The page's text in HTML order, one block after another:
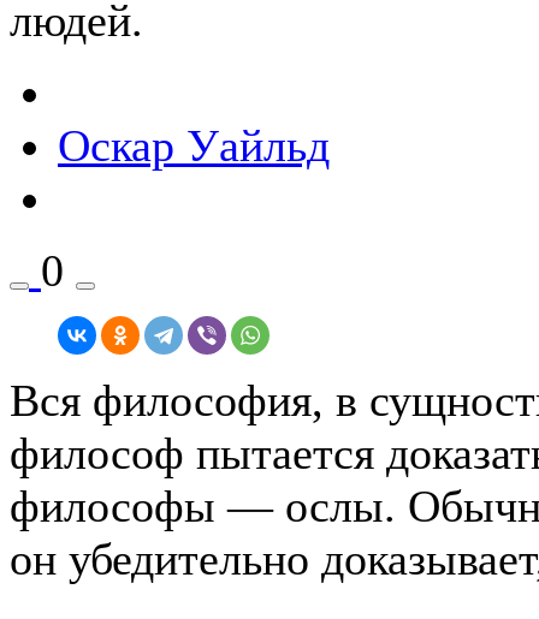
людей.
Оскар Уайльд
0
Вся философия, в
философ пытается
философы — ослы. Обычно
он убедительно